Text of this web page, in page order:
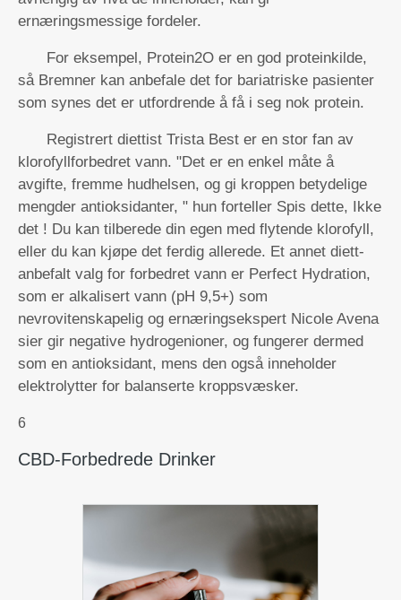
ernæringsmessige fordeler.
For eksempel, Protein2O er en god proteinkilde,
så Bremner kan anbefale det for bariatriske pasienter
som synes det er utfordrende å få i seg nok protein.
Registrert diettist Trista Best er en stor fan av
klorofyllforbedret vann. "Det er en enkel måte å
avgifte, fremme hudhelsen, og gi kroppen betydelige
mengder antioksidanter, " hun forteller Spis dette, Ikke
det ! Du kan tilberede din egen med flytende klorofyll,
eller du kan kjøpe det ferdig allerede. Et annet diett-
anbefalt valg for forbedret vann er Perfect Hydration,
som er alkalisert vann (pH 9,5+) som
nevrovitenskapelig og ernæringsekspert Nicole Avena
sier gir negative hydrogenioner, og fungerer dermed
som en antioksidant, mens den også inneholder
elektrolytter for balanserte kroppsvæsker.
6
CBD-Forbedrede Drinker